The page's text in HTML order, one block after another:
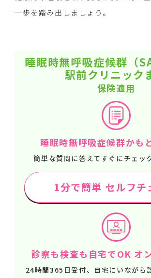
一歩を踏み出しましょう。
睡眠時無呼吸症候群（
駅前クリニック
保険適用
睡眠時無呼吸症候群かも
簡単な質問に答えてすぐにチェッ
1分で簡単 セルフチ
診察も検査も自宅でOK オ
24時間365日受付、自宅にいながら